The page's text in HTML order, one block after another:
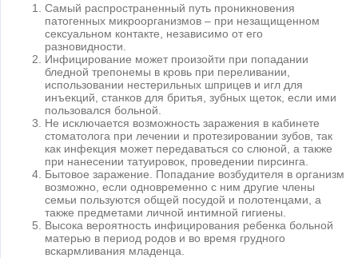
Самый распространенный путь проникновения
патогенных микроорганизмов – при незащищенном
сексуальном контакте, независимо от его
разновидности.
Инфицирование может произойти при попадании
бледной трепонемы в кровь при переливании,
использовании нестерильных шприцев и игл для
инъекций, станков для бритья, зубных щеток, если ими
пользовался больной.
Не исключается возможность заражения в кабинете
стоматолога при лечении и протезировании зубов, так
как инфекция может передаваться со слюной, а также
при нанесении татуировок, проведении пирсинга.
Бытовое заражение. Попадание возбудителя в организм
возможно, если одновременно с ним другие члены
семьи пользуются общей посудой и полотенцами, а
также предметами личной интимной гигиены.
Высока вероятность инфицирования ребенка больной
матерью в период родов и во время грудного
вскармливания младенца.